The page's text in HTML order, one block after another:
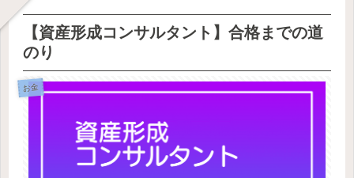
【資産形成コンサルタント】合格までの道
のり
お金